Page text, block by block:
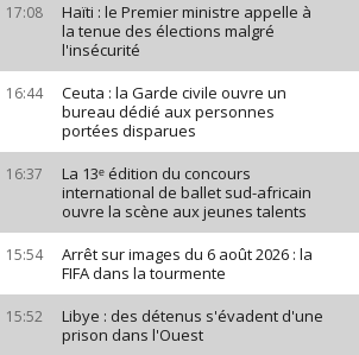
17:08
Haïti : le Premier ministre appelle à
la tenue des élections malgré
l'insécurité
16:44
Ceuta : la Garde civile ouvre un
bureau dédié aux personnes
portées disparues
16:37
La 13ᵉ édition du concours
international de ballet sud-africain
ouvre la scène aux jeunes talents
15:54
Arrêt sur images du 6 août 2026 : la
FIFA dans la tourmente
15:52
Libye : des détenus s'évadent d'une
prison dans l'Ouest